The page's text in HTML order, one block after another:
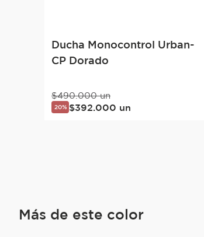
Ducha Monocontrol Urban-
CP Dorado
$490.000 un
20% $392.000 un
Más de este color